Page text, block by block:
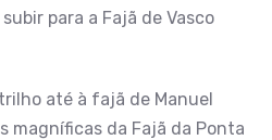
para a Fajã de Vasco
até à fajã de Manuel
magníficas da Fajã da Ponta